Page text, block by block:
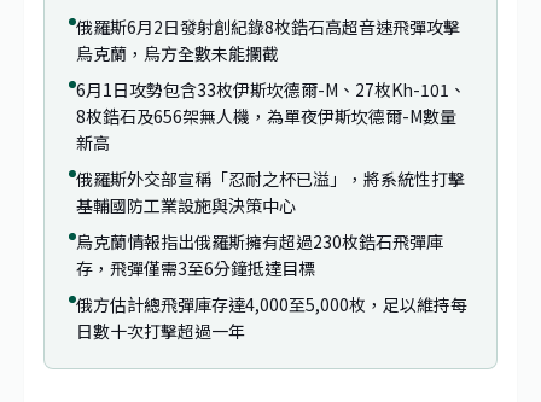
俄羅斯6月2日發射創紀錄8枚鋯石高超音速飛彈攻擊
烏克蘭，烏方全數未能攔截
6月1日攻勢包含33枚伊斯坎德爾-M、27枚Kh-101、
8枚鋯石及656架無人機，為單夜伊斯坎德爾-M數量
新高
俄羅斯外交部宣稱「忍耐之杯已溢」，將系統性打擊
基輔國防工業設施與決策中心
烏克蘭情報指出俄羅斯擁有超過230枚鋯石飛彈庫
存，飛彈僅需3至6分鐘抵達目標
俄方估計總飛彈庫存達4,000至5,000枚，足以維持每
日數十次打擊超過一年